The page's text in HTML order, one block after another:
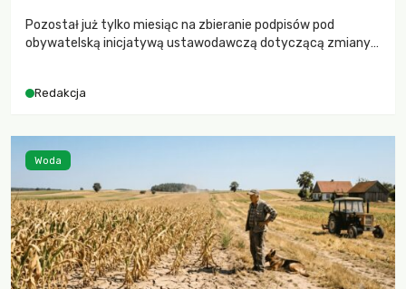
Pozostał już tylko miesiąc na zbieranie podpisów pod
obywatelską inicjatywą ustawodawczą dotyczącą zmiany
niezwykle korzystne rozwiązania dla przyrody i zwierząt,
funkcjonowania łowiectwa w Polsce.
Redakcja
Woda